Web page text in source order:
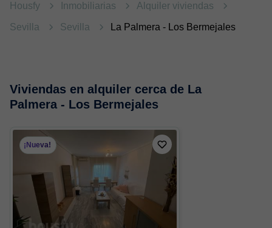
Housfy Inmobiliarias Alquiler viviendas
Sevilla Sevilla La Palmera - Los Bermejales
Viviendas en alquiler cerca de La
Palmera - Los Bermejales
¡Nueva!